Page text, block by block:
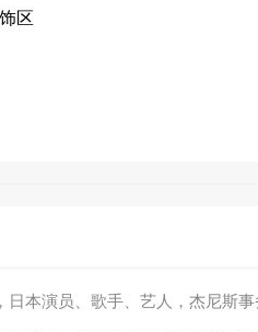
区
本演员、歌手、艺人，杰尼斯